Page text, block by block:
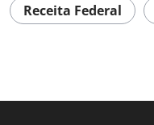
Receita Federal